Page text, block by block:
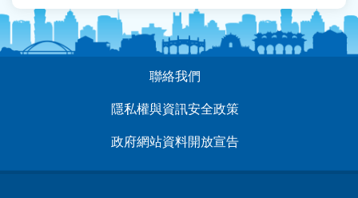
聯絡我們
隱私權與資訊安全政策
政府網站資料開放宣告